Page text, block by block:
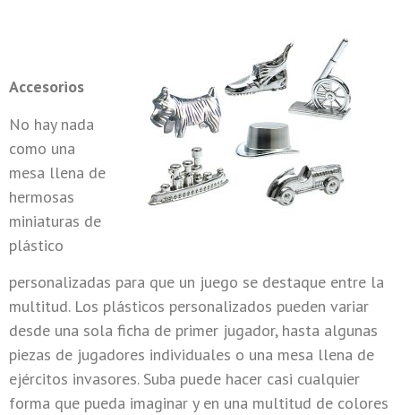
Accesorios
No hay nada
como una
mesa llena de
hermosas
miniaturas de
plástico
personalizadas para que un juego se destaque entre la
multitud. Los plásticos personalizados pueden variar
desde una sola ficha de primer jugador, hasta algunas
piezas de jugadores individuales o una mesa llena de
ejércitos invasores. Suba puede hacer casi cualquier
forma que pueda imaginar y en una multitud de colores